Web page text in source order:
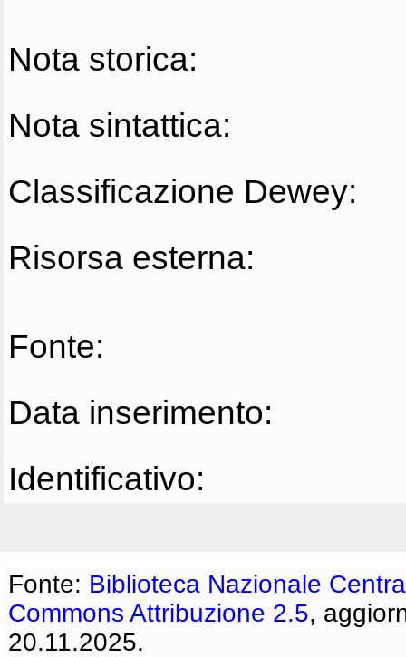
Nota storica:
Nota sintattica:
Classificazione Dewey:
Risorsa esterna:
Fonte:
Data inserimento:
Identificativo:
Fonte: Biblioteca Nazionale
Commons Attribuzione 2.5,
20.11.2025.